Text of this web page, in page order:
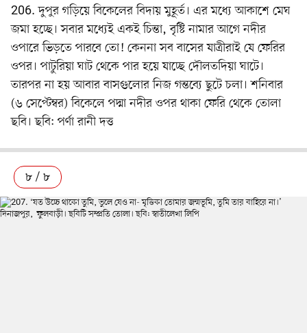
206. দুপুর গড়িয়ে বিকেলের বিদায় মুহূর্ত। এর মধ্যে আকাশে মেঘ
জমা হচ্ছে। সবার মধ্যেই একই চিন্তা, বৃষ্টি নামার আগে নদীর
ওপারে ভিড়তে পারবে তো! কেননা সব বাসের যাত্রীরাই যে ফেরির
ওপর। পাটুরিয়া ঘাট থেকে পার হয়ে যাচ্ছে দৌলতদিয়া ঘাটে।
তারপর না হয় আবার বাসগুলোর নিজ গন্তব্যে ছুটে চলা। শনিবার
(৬ সেপ্টেম্বর) বিকেলে পদ্মা নদীর ওপর থাকা ফেরি থেকে তোলা
ছবি। ছবি: পর্ণা রানী দত্ত
৮ / ৮